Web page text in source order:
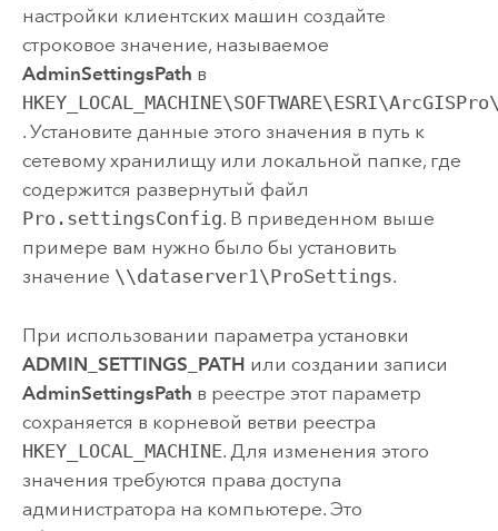
настройки клиентских машин создайте
строковое значение, называемое
AdminSettingsPath в
. Установите данные этого значения в путь к
сетевому хранилищу или локальной папке, где
содержится развернутый файл
Pro.settingsConfig. В приведенном выше
примере вам нужно было бы установить
значение \\dataserver1\ProSettings.
При использовании параметра установки
ADMIN_SETTINGS_PATH или создании записи
AdminSettingsPath в реестре этот параметр
сохраняется в корневой ветви реестра
HKEY_LOCAL_MACHINE. Для изменения этого
значения требуются права доступа
администратора на компьютере. Это